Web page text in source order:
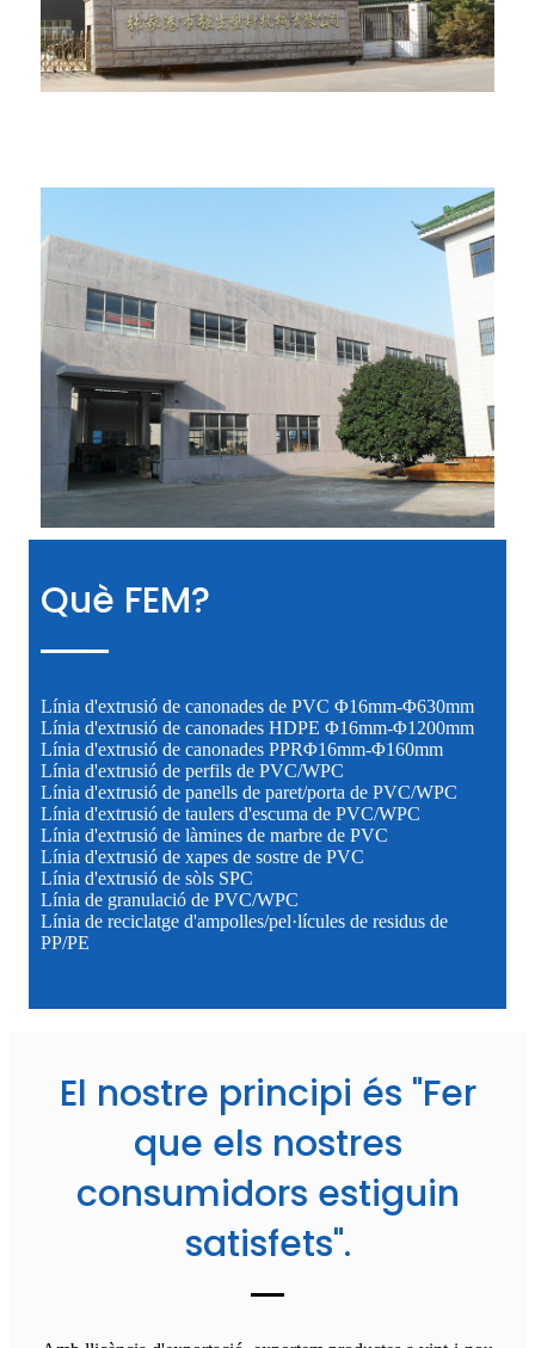
Què FEM?
Línia d'extrusió de canonades de PVC Φ16mm-Φ630mm
Línia d'extrusió de canonades HDPE Φ16mm-Φ1200mm
Línia d'extrusió de canonades PPRΦ16mm-Φ160mm
Línia d'extrusió de perfils de PVC/WPC
Línia d'extrusió de panells de paret/porta de PVC/WPC
Línia d'extrusió de taulers d'escuma de PVC/WPC
Línia d'extrusió de làmines de marbre de PVC
Línia d'extrusió de xapes de sostre de PVC
Línia d'extrusió de sòls SPC
Línia de granulació de PVC/WPC
Línia de reciclatge d'ampolles/pel·lícules de residus de
PP/PE
El nostre principi és "Fer
que els nostres
consumidors estiguin
satisfets".